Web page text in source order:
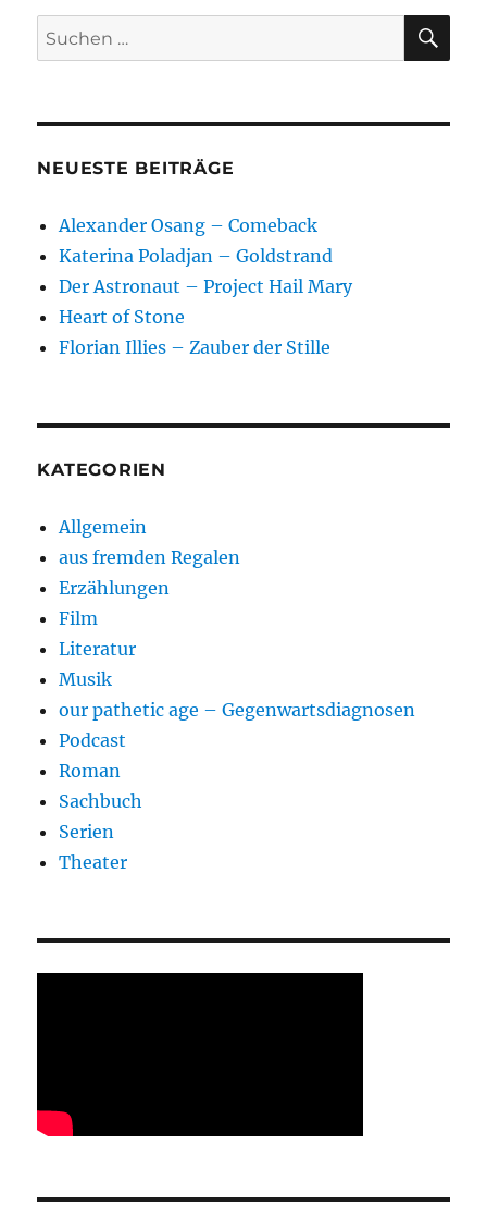
Suchen
nach:
NEUESTE BEITRÄGE
Alexander Osang – Comeback
Katerina Poladjan – Goldstrand
Der Astronaut – Project Hail Mary
Heart of Stone
Florian Illies – Zauber der Stille
KATEGORIEN
Allgemein
aus fremden Regalen
Erzählungen
Film
Literatur
Musik
our pathetic age – Gegenwartsdiagnosen
Podcast
Roman
Sachbuch
Serien
Theater